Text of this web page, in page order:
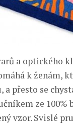
a optického
k ženám,
a přesto se
ze 100%
vzor. Svislé